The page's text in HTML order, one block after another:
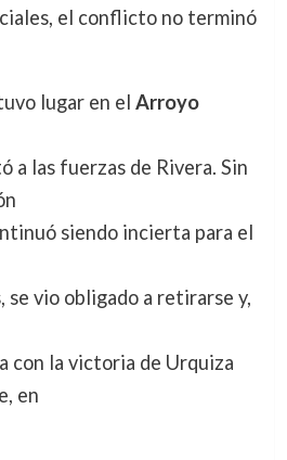
el conflicto no terminó
lugar en el Arroyo
a las fuerzas de Rivera. Sin
siendo incierta para el
se vio obligado a retirarse y,
con la victoria de Urquiza
en